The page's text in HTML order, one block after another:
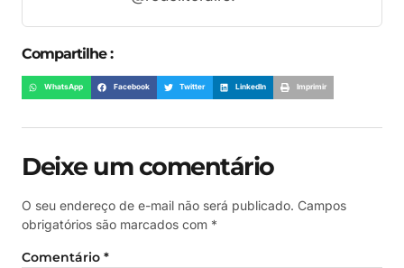
Compartilhe :
WhatsApp Facebook Twitter LinkedIn Imprimir
Deixe um comentário
O seu endereço de e-mail não será publicado. Campos
obrigatórios são marcados com *
Comentário *